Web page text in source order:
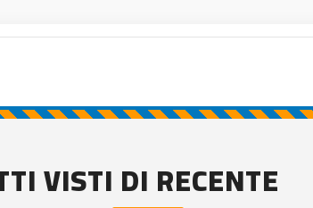
VISTI DI RECENTE